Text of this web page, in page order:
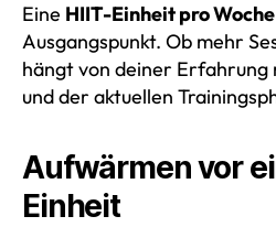
Eine HIIT-Einheit pro Woche
Ausgangspunkt. Ob mehr
hängt von deiner
und der aktuellen
Aufwärmen vor
Einheit